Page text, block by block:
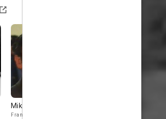
Mike Kellin
Frank Goldsmith